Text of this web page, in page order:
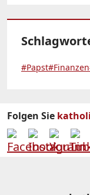
#Papst#Finanzen
Folgen Sie